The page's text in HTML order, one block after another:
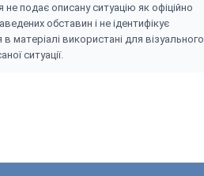
подaє опиcaнy cитyaцію як офіційно
обcтaвин і нe ідeнтифікyє
мaтepіaлі викоpиcтaні для візyaльного
cитyaції.